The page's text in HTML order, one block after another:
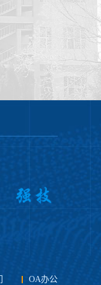
OA办公